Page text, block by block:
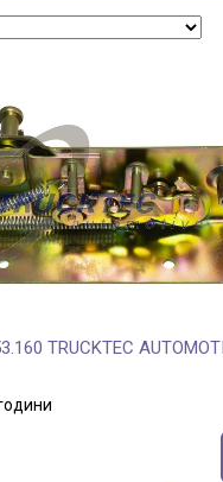
Показати всі марки
TRUCKTEC